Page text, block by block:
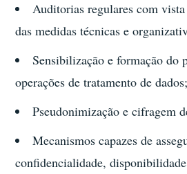
Auditorias regulares com
das medidas técnicas e
Sensibilização e formação do
operações de tratamento de dados;
Pseudonimização e cifragem
Mecanismos capazes de
confidencialidade,